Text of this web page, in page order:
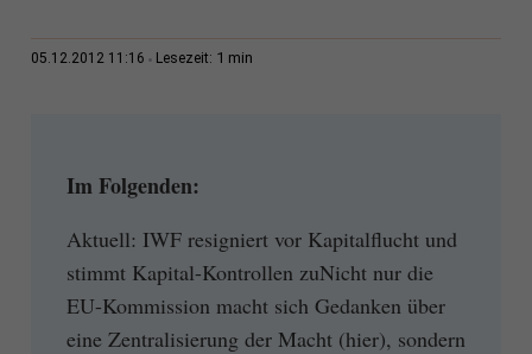
05.12.2012 11:16 Lesezeit: 1 min
Im Folgenden:
Aktuell: IWF resigniert vor Kapitalflucht und
stimmt Kapital-Kontrollen zuNicht nur die
EU-Kommission macht sich Gedanken über
eine Zentralisierung der Macht (hier), sondern